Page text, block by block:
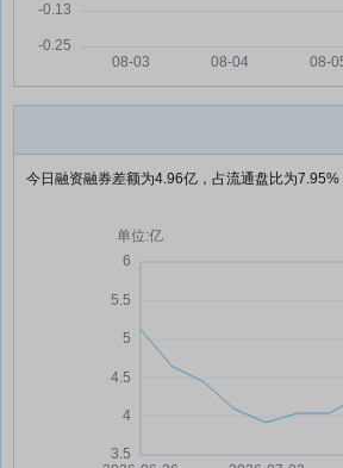
今日融资融券差额为4.96亿，占流通盘比为